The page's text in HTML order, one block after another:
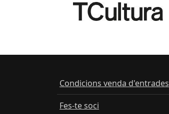
Condicions venda d'entrades
Fes-te soci